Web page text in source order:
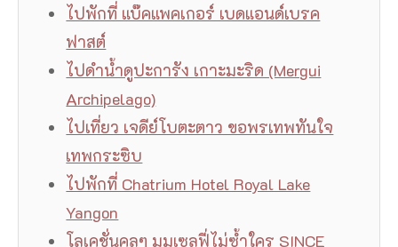
ไปพักที่ แบ๊คแพคเกอร์ เบดแอนด์เบรค
ฟาสต์
ไปดำน้ำดูปะการัง เกาะมะริด (Mergui
Archipelago)
ไปเที่ยว เจดีย์โบตะตาว ขอพรเทพทันใจ
เทพกระซิบ
ไปพักที่ Chatrium Hotel Royal Lake
Yangon
โลเคชั่นคูลๆ มุมเซลฟี่ไม่ซ้ำใคร SINCE